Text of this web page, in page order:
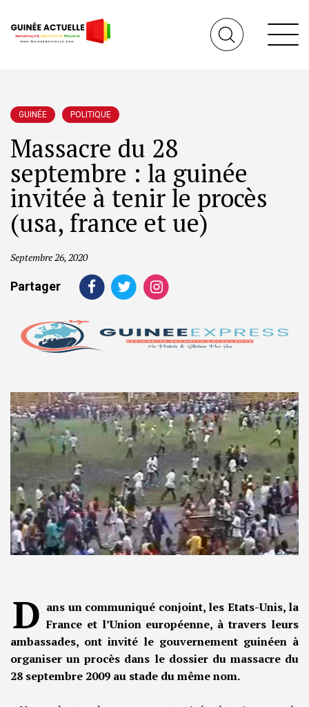
GUINÉE POLITIQUE
Massacre du 28
septembre : la guinée
invitée à tenir le procès
(usa, france et ue)
Septembre 26, 2020
Partager
D ans un communiqué conjoint, les Etats-Unis, la
France et l’Union européenne, à travers leurs
ambassades, ont invité le gouvernement guinéen à
organiser un procès dans le dossier du massacre du
28 septembre 2009 au stade du même nom.